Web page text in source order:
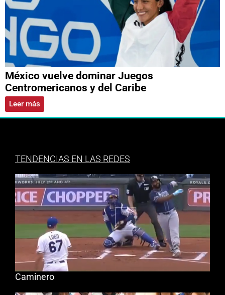
México vuelve dominar Juegos
Centromericanos y del Caribe
Leer más
TENDENCIAS EN LAS REDES
Caminero